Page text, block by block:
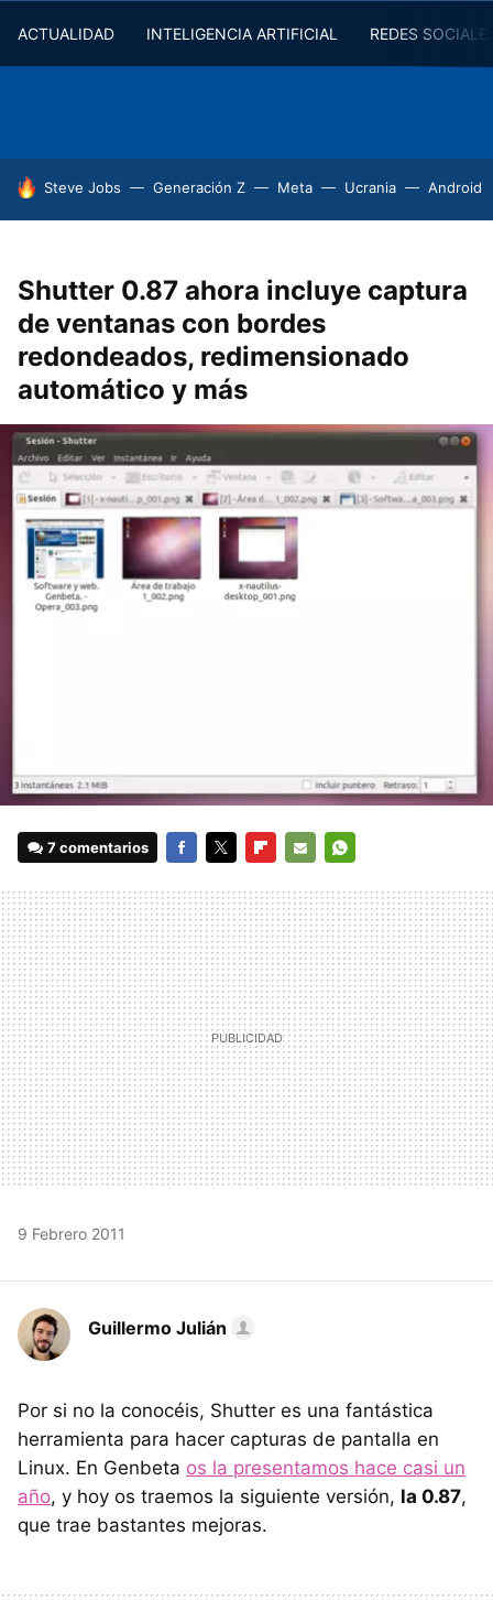
ACTUALIDAD INTELIGENCIA ARTIFICIAL REDES
HOY SE HABLA DE
Steve Jobs Generación Z Meta Ucrania Android
Shutter 0.87 ahora incluye captura
de ventanas con bordes
redondeados, redimensionado
automático y más
7 comentarios
MAIL
9 Febrero 2011
Guillermo Julián
Por si no la conocéis, Shutter es una fantástica
herramienta para hacer capturas de pantalla en
Linux. En Genbeta os la presentamos hace casi un
año, y hoy os traemos la siguiente versión, la 0.87,
que trae bastantes mejoras.